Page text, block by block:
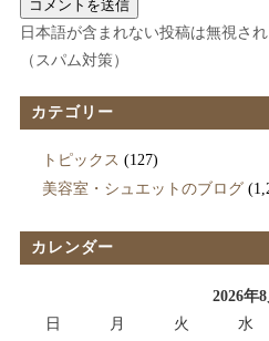
日本語が含まれない投稿は無視さ
（スパム対策）
カテゴリー
トピックス (127)
美容室・シュエットのブログ
カレンダー
2026年8
日
月 火 水